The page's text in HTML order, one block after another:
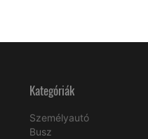
Kategóriák
Személyautó
Busz